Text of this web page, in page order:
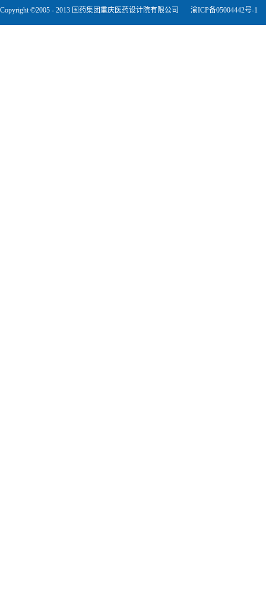
Copyright ©2005 - 2013 国药集团重庆医药设计院有限公司 渝ICP备05004442号-1